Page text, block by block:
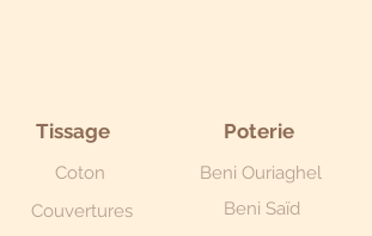
Tissage
Coton
Couvertures
Poterie
Beni Ouriaghel
Beni Saïd